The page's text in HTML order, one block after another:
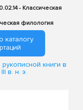
- Классическая
филология
каталогу
книги в
в. н. э.